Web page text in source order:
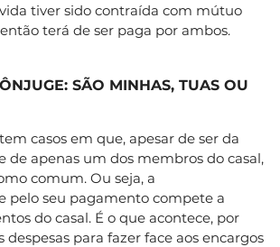
tiver sido contraída com mútuo
terá de ser paga por ambos.
SÃO MINHAS, TUAS OU
casos em que, apesar de ser da
de apenas um dos membros do casal,
comum. Ou seja, a
pelo seu pagamento compete a
do casal. É o que acontece, por
despesas para fazer face aos encargos